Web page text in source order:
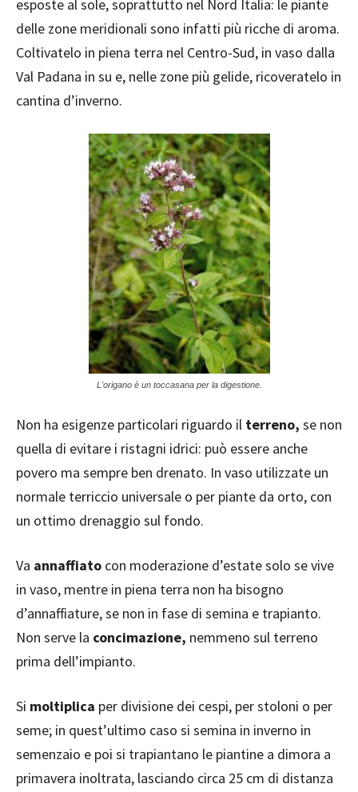
esposte al sole, soprattutto nel Nord Italia: le piante
delle zone meridionali sono infatti più ricche di aroma.
Coltivatelo in piena terra nel Centro-Sud, in vaso dalla
Val Padana in su e, nelle zone più gelide, ricoveratelo in
cantina d’inverno.
L'origano è un toccasana per la digestione.
Non ha esigenze particolari riguardo il terreno, se non
quella di evitare i ristagni idrici: può essere anche
povero ma sempre ben drenato. In vaso utilizzate un
normale terriccio universale o per piante da orto, con
un ottimo drenaggio sul fondo.
Va annaffiato con moderazione d’estate solo se vive
in vaso, mentre in piena terra non ha bisogno
d’annaffiature, se non in fase di semina e trapianto.
Non serve la concimazione, nemmeno sul terreno
prima dell’impianto.
Si moltiplica per divisione dei cespi, per stoloni o per
seme; in quest’ultimo caso si semina in inverno in
semenzaio e poi si trapiantano le piantine a dimora a
primavera inoltrata, lasciando circa 25 cm di distanza